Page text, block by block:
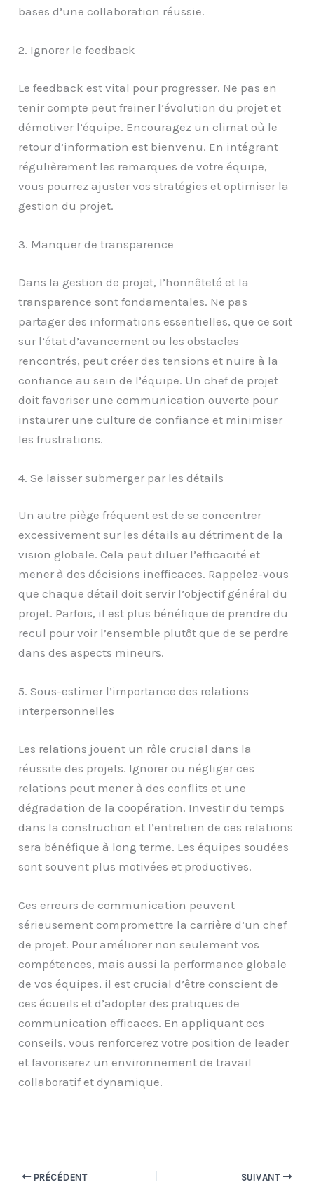
bases d’une collaboration réussie.
2. Ignorer le feedback
Le feedback est vital pour progresser. Ne pas en
tenir compte peut freiner l’évolution du projet et
démotiver l’équipe. Encouragez un climat où le
retour d’information est bienvenu. En intégrant
régulièrement les remarques de votre équipe,
vous pourrez ajuster vos stratégies et optimiser la
gestion du projet.
3. Manquer de transparence
Dans la gestion de projet, l’honnêteté et la
transparence sont fondamentales. Ne pas
partager des informations essentielles, que ce soit
sur l’état d’avancement ou les obstacles
rencontrés, peut créer des tensions et nuire à la
confiance au sein de l’équipe. Un chef de projet
doit favoriser une communication ouverte pour
instaurer une culture de confiance et minimiser
les frustrations.
4. Se laisser submerger par les détails
Un autre piège fréquent est de se concentrer
excessivement sur les détails au détriment de la
vision globale. Cela peut diluer l’efficacité et
mener à des décisions inefficaces. Rappelez-vous
que chaque détail doit servir l’objectif général du
projet. Parfois, il est plus bénéfique de prendre du
recul pour voir l’ensemble plutôt que de se perdre
dans des aspects mineurs.
5. Sous-estimer l’importance des relations
interpersonnelles
Les relations jouent un rôle crucial dans la
réussite des projets. Ignorer ou négliger ces
relations peut mener à des conflits et une
dégradation de la coopération. Investir du temps
dans la construction et l’entretien de ces relations
sera bénéfique à long terme. Les équipes soudées
sont souvent plus motivées et productives.
Ces erreurs de communication peuvent
sérieusement compromettre la carrière d’un chef
de projet. Pour améliorer non seulement vos
compétences, mais aussi la performance globale
de vos équipes, il est crucial d’être conscient de
ces écueils et d’adopter des pratiques de
communication efficaces. En appliquant ces
conseils, vous renforcerez votre position de leader
et favoriserez un environnement de travail
collaboratif et dynamique.
PRÉCÉDENT SUIVANT